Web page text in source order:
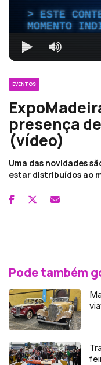
ESTE
MOMENTO
EVENTOS
presença
(vídeo)
Uma das novidades
estar distribuídos ao
Pode também